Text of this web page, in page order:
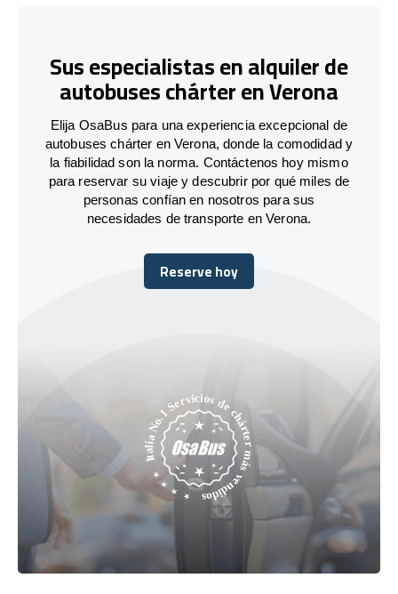
Sus especialistas en alquiler de
autobuses chárter en Verona
Elija OsaBus para una experiencia excepcional de
autobuses chárter en Verona, donde la comodidad y
la fiabilidad son la norma. Contáctenos hoy mismo
para reservar su viaje y descubrir por qué miles de
personas confían en nosotros para sus
necesidades de transporte en Verona.
Reserve hoy
Reserve hoy